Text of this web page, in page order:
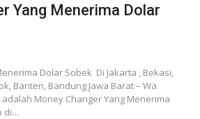
Yang Menerima Dolar
Dolar Sobek Di Jakarta , Bekasi,
Banten, Bandung Jawa Barat – Wa
adalah Money Changer Yang Menerima
di…